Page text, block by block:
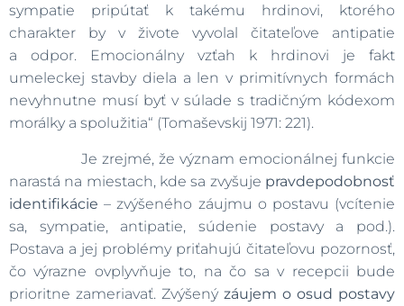
sympatie pripútať k takému hrdinovi, ktorého
charakter by v živote vyvolal čitateľove antipatie
a odpor. Emocionálny vzťah k hrdinovi je fakt
umeleckej stavby diela a len v primitívnych formách
nevyhnutne musí byť v súlade s tradičným kódexom
morálky a spolužitia“ (Tomaševskij 1971: 221).
Je zrejmé, že význam emocionálnej funkcie
narastá na miestach, kde sa zvyšuje pravdepodobnosť
identifikácie – zvýšeného záujmu o postavu (vcítenie
sa, sympatie, antipatie, súdenie postavy a pod.).
Postava a jej problémy priťahujú čitateľovu pozornosť,
čo výrazne ovplyvňuje to, na čo sa v recepcii bude
prioritne zameriavať. Zvýšený záujem o osud postavy